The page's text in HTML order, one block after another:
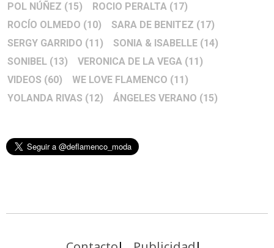
POL NÚÑEZ (15) ROCIO PERALTA (17)
ROCÍO OLMEDO (10) SARA DE BENITEZ (17)
SERGY GARRIDO (11) SONIA & ISABELLE (14)
SONIBEL (13) VERONICA DE LA VEGA (11)
VIDEOS (60) WE LOVE FLAMENCO (11)
YOLANDA RIVAS (12) ÁNGELES VERANO (15)